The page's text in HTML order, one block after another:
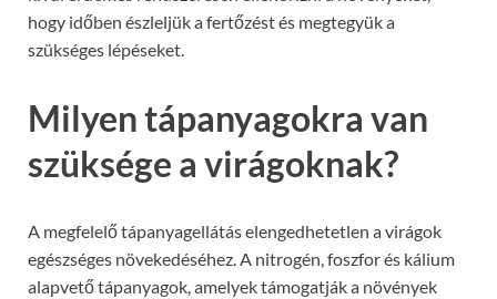
hogy időben észleljük a fertőzést és megtegyük a
szükséges lépéseket.
Milyen tápanyagokra van
szüksége a virágoknak?
A megfelelő tápanyagellátás elengedhetetlen a virágok
egészséges növekedéséhez. A nitrogén, foszfor és kálium
alapvető tápanyagok, amelyek támogatják a növények